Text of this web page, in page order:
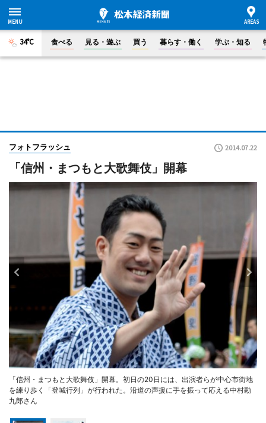
34°C 食べる 見る・遊ぶ 買う 暮らす・働く 学ぶ・知る
フォトフラッシュ 2014.07.22
「信州・まつもと大歌舞伎」開幕
「信州・まつもと大歌舞伎」開幕。初日の20日には、出演者らが中心市街地
を練り歩く「登城行列」が行われた。沿道の声援に手を振って応える中村勘
九郎さん